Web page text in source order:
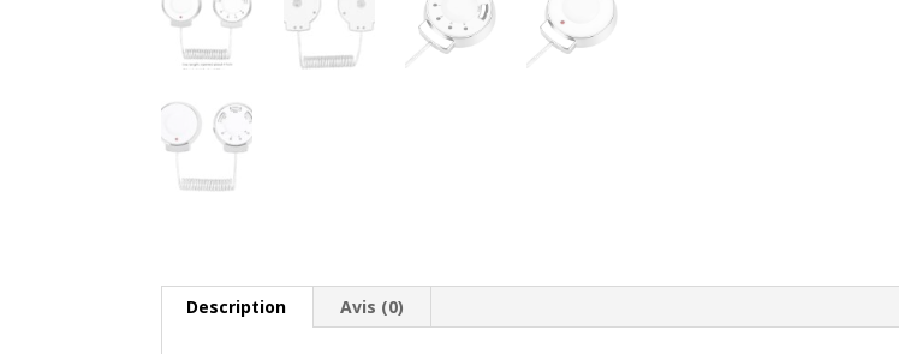
Description Avis (0)